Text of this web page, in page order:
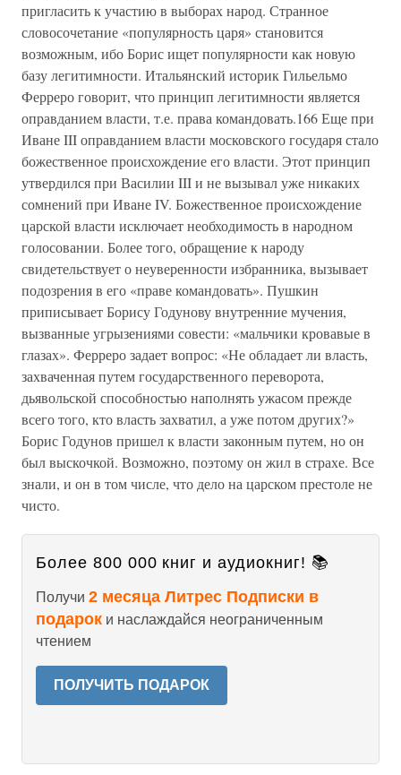
пригласить к участию в выборах народ. Странное
словосочетание «популярность царя» становится
возможным, ибо Борис ищет популярности как новую
базу легитимности. Итальянский историк Гильельмо
Ферреро говорит, что принцип легитимности является
оправданием власти, т.е. права командовать.166 Еще при
Иване III оправданием власти московского государя стало
божественное происхождение его власти. Этот принцип
утвердился при Василии III и не вызывал уже никаких
сомнений при Иване IV. Божественное происхождение
царской власти исключает необходимость в народном
голосовании. Более того, обращение к народу
свидетельствует о неуверенности избранника, вызывает
подозрения в его «праве командовать». Пушкин
приписывает Борису Годунову внутренние мучения,
вызванные угрызениями совести: «мальчики кровавые в
глазах». Ферреро задает вопрос: «Не обладает ли власть,
захваченная путем государственного переворота,
дьявольской способностью наполнять ужасом прежде
всего того, кто власть захватил, а уже потом других?»
Борис Годунов пришел к власти законным путем, но он
был выскочкой. Возможно, поэтому он жил в страхе. Все
знали, и он в том числе, что дело на царском престоле не
чисто.
Более 800 000 книг и аудиокниг! 📚
Получи 2 месяца Литрес Подписки в
подарок и наслаждайся неограниченным
чтением
ПОЛУЧИТЬ ПОДАРОК